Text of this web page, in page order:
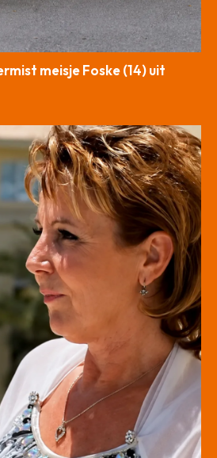
meisje Foske (14) uit